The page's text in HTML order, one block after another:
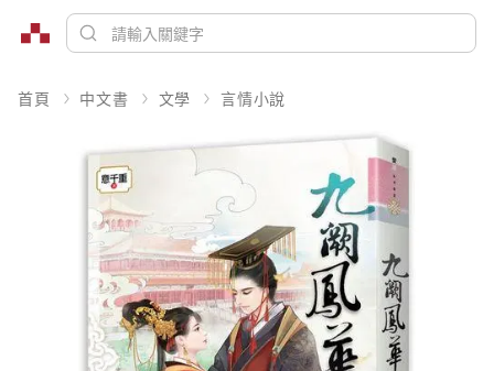
首頁 中文書 文學 言情小說